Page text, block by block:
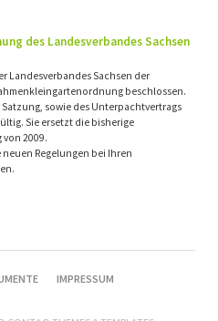
des Landesverbandes Sachsen
Landesverbandes Sachsen der
beschlossen.
sowie des Unterpachtvertrags
Sie ersetzt die bisherige
2009.
Regelungen bei Ihren
IMPRESSUM